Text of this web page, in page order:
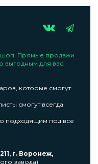
Прямые продажи
выгодным для вас
которые смогут
смогут всегда
подходящим под все
г. Воронеж,
завода)